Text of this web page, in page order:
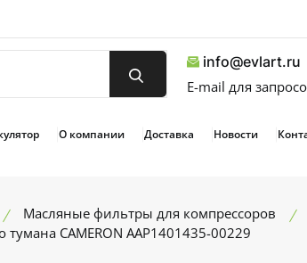
info@evlart.ru
E-mail для
О компании Доставка Новости
Масляные фильтры для компрессоров
CAMERON AAP1401435-00229